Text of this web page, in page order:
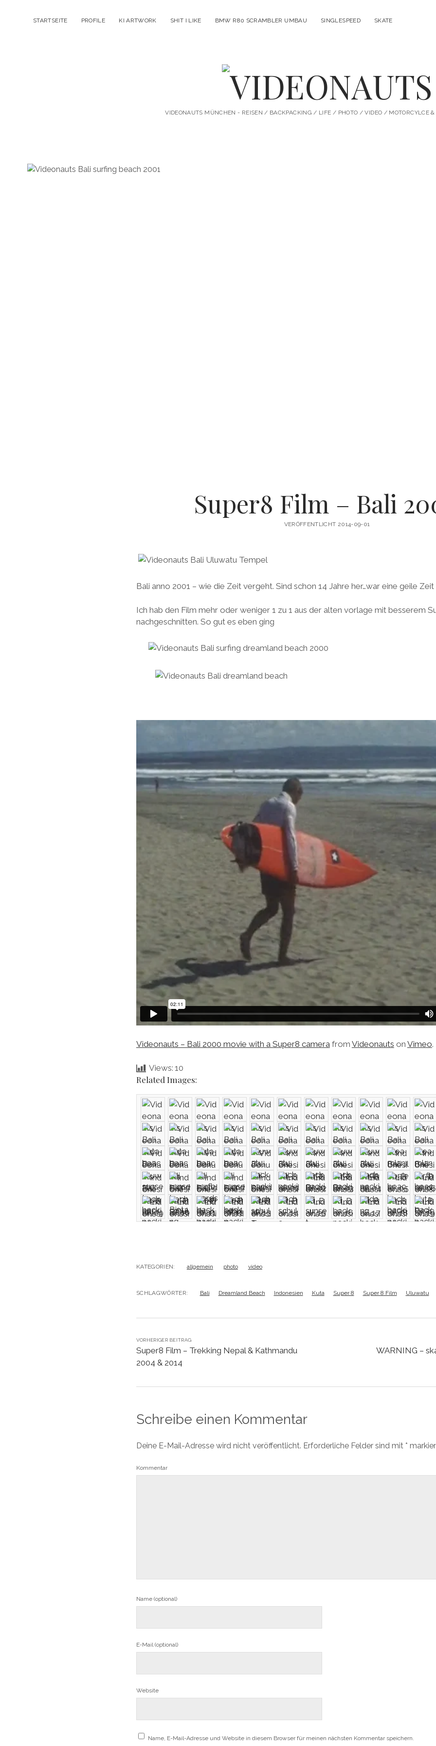
STARTSEITE PROFILE KI ARTWORK SHIT I LIKE BMW R80 SCRAMBLER UMBAU SINGLESPEED SKATE
VIDEONAUTS
VIDEONAUTS MÜNCHEN - REISEN / BACKPACKING / LIFE / PHOTO / VIDEO / MOTORCYLCE &
Super8 Film – Bali
VERÖFFENTLICHT 2014-09-01
Bali anno 2001 – wie die Zeit vergeht. Sind schon 14 Jahre her…war eine geile Zeit
Ich hab den Film mehr oder weniger 1 zu 1 aus der alten vorlage mit besserem
nachgeschnitten. So gut es eben ging
Videonauts – Bali 2000 movie with a Super8 camerafrom Videonauts on Vimeo.
Views: 10
Related Images:
KATEGORIEN: allgemein photo video
SCHLAGWÖRTER: Bali Dreamland Beach Indonesien Kuta Super 8 Super 8 Film Uluwatu
VORHERIGER BEITRAG
Super8 Film – Trekking Nepal & Kathmandu
2004 & 2014
WARNING –
Schreibe einen Kommentar
Deine E-Mail-Adresse wird nicht veröffentlicht. Erforderliche Felder sind mit *
Kommentar
Name (optional)
E-Mail (optional)
Website
Name, E-Mail-Adresse und Website in diesem Browser für meinen nächsten Kommentar speichern.